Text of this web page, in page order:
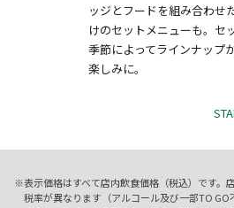
ッジとフードを組み合わせ
けのセットメニューも。セ
季節によってラインナップ
楽しみに。
表示価格はすべて店内飲食価格（税込）です。
税率が異なります（アルコール及び一部TO GO